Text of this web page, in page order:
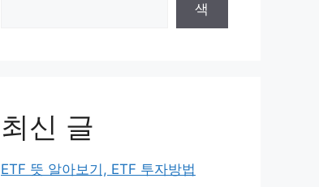
색
최신 글
ETF 뜻 알아보기, ETF 투자방법